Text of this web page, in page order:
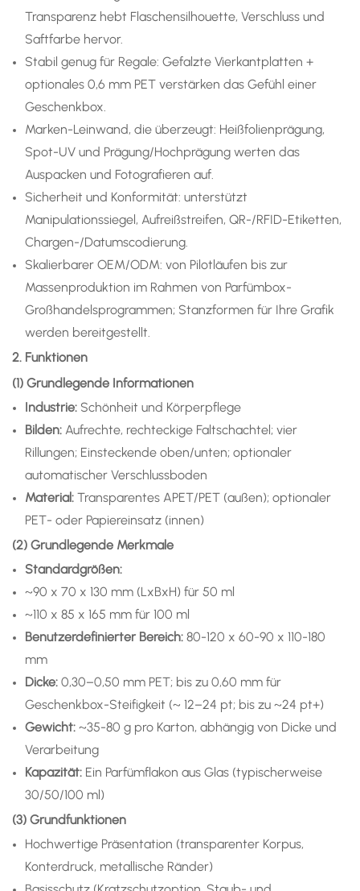
Transparenz hebt Flaschensilhouette, Verschluss und
Saftfarbe hervor.
Stabil genug für Regale: Gefalzte Vierkantplatten +
optionales 0,6 mm PET verstärken das Gefühl einer
Geschenkbox.
Marken-Leinwand, die überzeugt: Heißfolienprägung,
Spot-UV und Prägung/Hochprägung werten das
Auspacken und Fotografieren auf.
Sicherheit und Konformität: unterstützt
Manipulationssiegel, Aufreißstreifen, QR-/RFID-Etiketten,
Chargen-/Datumscodierung.
Skalierbarer OEM/ODM: von Pilotläufen bis zur
Massenproduktion im Rahmen von Parfümbox-
Großhandelsprogrammen; Stanzformen für Ihre Grafik
werden bereitgestellt.
2. Funktionen
(1) Grundlegende Informationen
Industrie: Schönheit und Körperpflege
Bilden: Aufrechte, rechteckige Faltschachtel; vier
Rillungen; Einsteckende oben/unten; optionaler
automatischer Verschlussboden
Material: Transparentes APET/PET (außen); optionaler
PET- oder Papiereinsatz (innen)
(2) Grundlegende Merkmale
Standardgrößen:
~90 x 70 x 130 mm (LxBxH) für 50 ml
~110 x 85 x 165 mm für 100 ml
Benutzerdefinierter Bereich: 80-120 x 60-90 x 110-180
mm
Dicke: 0,30–0,50 mm PET; bis zu 0,60 mm für
Geschenkbox-Steifigkeit (~ 12–24 pt; bis zu ~24 pt+)
Gewicht: ~35-80 g pro Karton, abhängig von Dicke und
Verarbeitung
Kapazität: Ein Parfümflakon aus Glas (typischerweise
30/50/100 ml)
(3) Grundfunktionen
Hochwertige Präsentation (transparenter Korpus,
Konterdruck, metallische Ränder)